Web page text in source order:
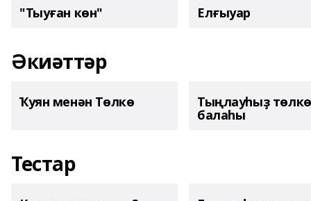
"Тыуған көн" Елғыуар
Әкиәттәр
Ҡуян менән Төлкө Тыңлауһыҙ төлкө
балаһы
Тестар